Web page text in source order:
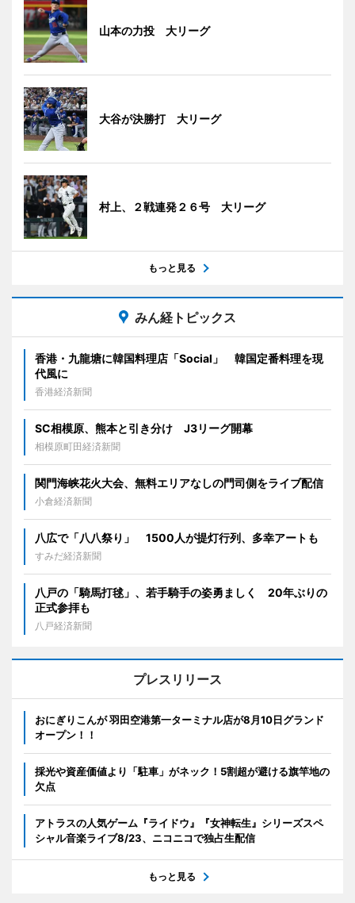
山本の力投 大リーグ
大谷が決勝打 大リーグ
村上、２戦連発２６号 大リーグ
もっと見る
みん経トピックス
香港・九龍塘に韓国料理店「Social」 韓国定番料理を現
代風に
香港経済新聞
SC相模原、熊本と引き分け J3リーグ開幕
相模原町田経済新聞
関門海峡花火大会、無料エリアなしの門司側をライブ配信
小倉経済新聞
八広で「八八祭り」 1500人が提灯行列、多幸アートも
すみだ経済新聞
八戸の「騎馬打毬」、若手騎手の姿勇ましく 20年ぶりの
正式参拝も
八戸経済新聞
プレスリリース
おにぎりこんが 羽田空港第一ターミナル店が8月10日グランド
オープン！！
採光や資産価値より「駐車」がネック！5割超が避ける旗竿地の
欠点
アトラスの人気ゲーム『ライドウ』『女神転生』シリーズスペ
シャル音楽ライブ8/23、ニコニコで独占生配信
もっと見る